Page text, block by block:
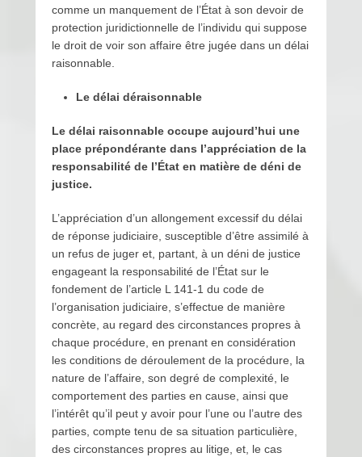
comme un manquement de l’État à son devoir de
protection juridictionnelle de l’individu qui suppose
le droit de voir son affaire être jugée dans un délai
raisonnable.
Le délai déraisonnable
Le délai raisonnable occupe aujourd’hui une
place prépondérante dans l’appréciation de la
responsabilité de l’État en matière de déni de
justice.
L’appréciation d’un allongement excessif du délai
de réponse judiciaire, susceptible d’être assimilé à
un refus de juger et, partant, à un déni de justice
engageant la responsabilité de l’État sur le
fondement de l’article L 141-1 du code de
l’organisation judiciaire, s’effectue de manière
concrète, au regard des circonstances propres à
chaque procédure, en prenant en considération
les conditions de déroulement de la procédure, la
nature de l’affaire, son degré de complexité, le
comportement des parties en cause, ainsi que
l’intérêt qu’il peut y avoir pour l’une ou l’autre des
parties, compte tenu de sa situation particulière,
des circonstances propres au litige, et, le cas